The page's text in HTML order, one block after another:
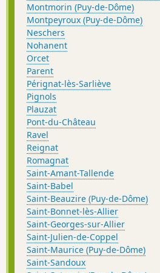
Montmorin (Puy-de-Dôme)
Montpeyroux (Puy-de-Dôme)
Neschers
Nohanent
Orcet
Parent
Pérignat-lès-Sarliève
Pignols
Plauzat
Pont-du-Château
Ravel
Reignat
Romagnat
Saint-Amant-Tallende
Saint-Babel
Saint-Beauzire (Puy-de-Dôme)
Saint-Bonnet-lès-Allier
Saint-Georges-sur-Allier
Saint-Julien-de-Coppel
Saint-Maurice (Puy-de-Dôme)
Saint-Sandoux